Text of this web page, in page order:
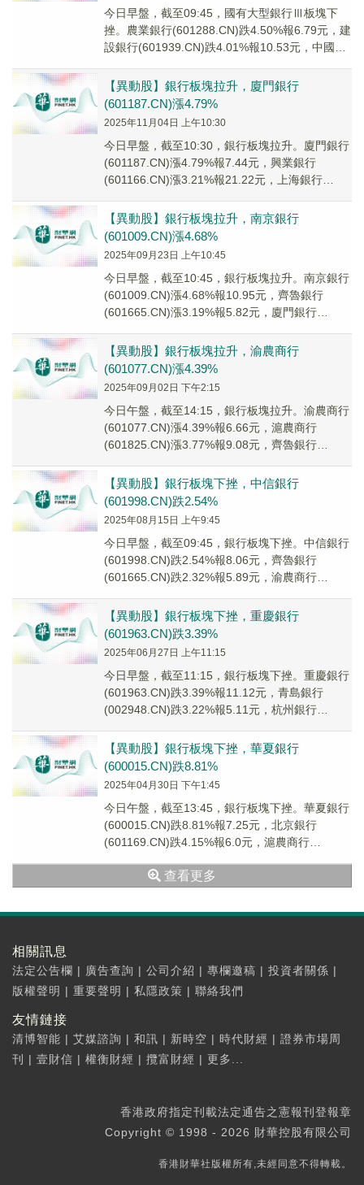
今日早盤，截至09:45，國有大型銀行Ⅲ板塊下
挫。農業銀行(601288.CN)跌4.50%報6.79元，建
設銀行(601939.CN)跌4.01%報10.53元，中國銀
【異動股】銀行板塊拉升，廈門銀行
(601187.CN)漲4.79%
2025年11月04日 上午10:30
今日早盤，截至10:30，銀行板塊拉升。廈門銀行
(601187.CN)漲4.79%報7.44元，興業銀行
(601166.CN)漲3.21%報21.22元，上海銀行
【異動股】銀行板塊拉升，南京銀行
(601009.CN)漲4.68%
2025年09月23日 上午10:45
今日早盤，截至10:45，銀行板塊拉升。南京銀行
(601009.CN)漲4.68%報10.95元，齊魯銀行
(601665.CN)漲3.19%報5.82元，廈門銀行
【異動股】銀行板塊拉升，渝農商行
(601077.CN)漲4.39%
2025年09月02日 下午2:15
今日午盤，截至14:15，銀行板塊拉升。渝農商行
(601077.CN)漲4.39%報6.66元，滬農商行
(601825.CN)漲3.77%報9.08元，齊魯銀行
【異動股】銀行板塊下挫，中信銀行
(601998.CN)跌2.54%
2025年08月15日 上午9:45
今日早盤，截至09:45，銀行板塊下挫。中信銀行
(601998.CN)跌2.54%報8.06元，齊魯銀行
(601665.CN)跌2.32%報5.89元，渝農商行
【異動股】銀行板塊下挫，重慶銀行
(601963.CN)跌3.39%
2025年06月27日 上午11:15
今日早盤，截至11:15，銀行板塊下挫。重慶銀行
(601963.CN)跌3.39%報11.12元，青島銀行
(002948.CN)跌3.22%報5.11元，杭州銀行
【異動股】銀行板塊下挫，華夏銀行
(600015.CN)跌8.81%
2025年04月30日 下午1:45
今日午盤，截至13:45，銀行板塊下挫。華夏銀行
(600015.CN)跌8.81%報7.25元，北京銀行
(601169.CN)跌4.15%報6.0元，滬農商行
查看更多
相關訊息
法定公告欄 | 廣告查詢 | 公司介紹 | 專欄邀稿 | 投資者關係 |
版權聲明 | 重要聲明 | 私隱政策 | 聯絡我們
友情鏈接
清博智能 | 艾媒諮詢 | 和訊 | 新時空 | 時代財經 | 證券市場周
刊
| 壹財信 | 權衡財經 | 攬富財經 | 更多...
香港政府指定刊載法定通告之憲報刊登報章
Copyright © 1998 - 2026 財華控股有限公司
香港財華社版權所有,未經同意不得轉載。